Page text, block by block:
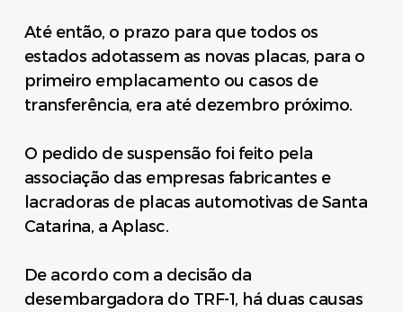
Até então, o prazo para que todos os
estados adotassem as novas placas, para o
primeiro emplacamento ou casos de
transferência, era até dezembro próximo.
O pedido de suspensão foi feito pela
associação das empresas fabricantes e
lacradoras de placas automotivas de Santa
Catarina, a Aplasc.
De acordo com a decisão da
desembargadora do TRF-1, há duas causas